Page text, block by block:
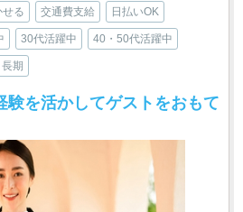
る 交通費支給 日払いOK
30代活躍中 40・50代活躍中
長期
験を活かしてゲストをおもて